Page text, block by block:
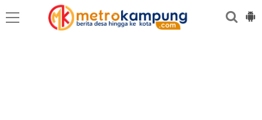
LANGKAT KARO DAIRI